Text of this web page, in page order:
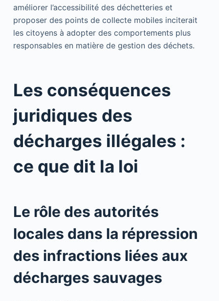
améliorer l’accessibilité des déchetteries et
proposer des points de collecte mobiles inciterait
les citoyens à adopter des comportements plus
responsables en matière de gestion des déchets.
Les conséquences
juridiques des
décharges illégales :
ce que dit la loi
Le rôle des autorités
locales dans la répression
des infractions liées aux
décharges sauvages